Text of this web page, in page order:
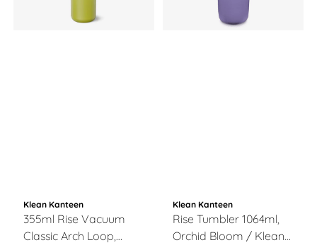
Klean Kanteen
355ml Rise Vacuum
Classic Arch Loop,
Klean Kanteen
Rise Tumbler 1064ml,
Orchid Bloom / Klean